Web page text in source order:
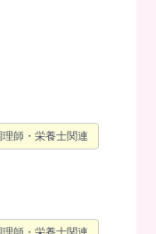
師・栄養士関連